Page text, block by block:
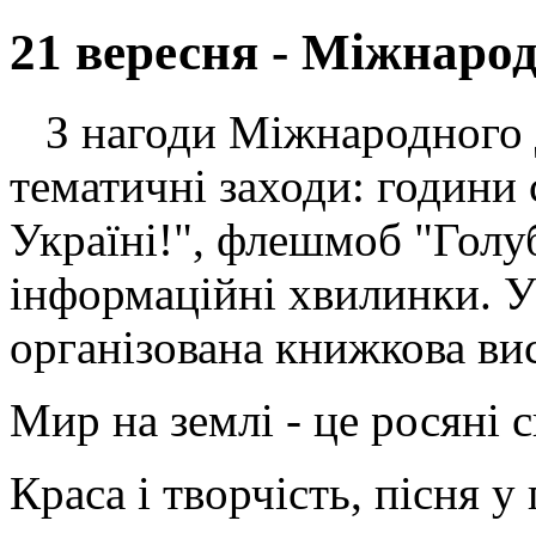
21 вересня -
З нагоди
тематичні заходи:
Україні!", флешмоб
інформаційні хвилинки. У
організована книжкова
Мир на землі - це росяні
Краса і творчість, пісня у